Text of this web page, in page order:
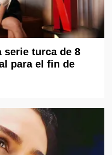
serie turca de 8
para el fin de